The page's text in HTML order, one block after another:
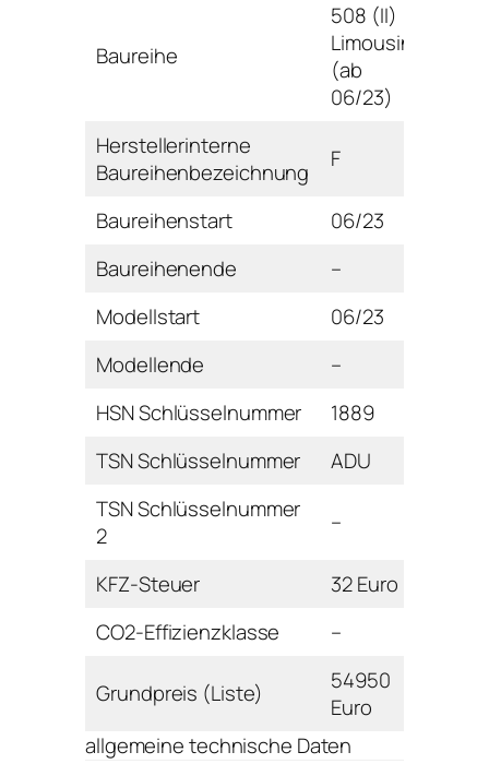
Baureihe
508 (II)
Limousine
(ab
06/23)
Herstellerinterne
Baureihenbezeichnung
F
Baureihenstart
06/23
Baureihenende
–
Modellstart
06/23
Modellende
–
HSN Schlüsselnummer
1889
TSN Schlüsselnummer
ADU
TSN Schlüsselnummer
2
–
KFZ-Steuer
32 Euro
CO2-Effizienzklasse
–
Grundpreis (Liste)
54950
Euro
allgemeine technische Daten